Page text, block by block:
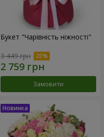
Букет "Чарівність ніжності"
3 449 грн
Замовити